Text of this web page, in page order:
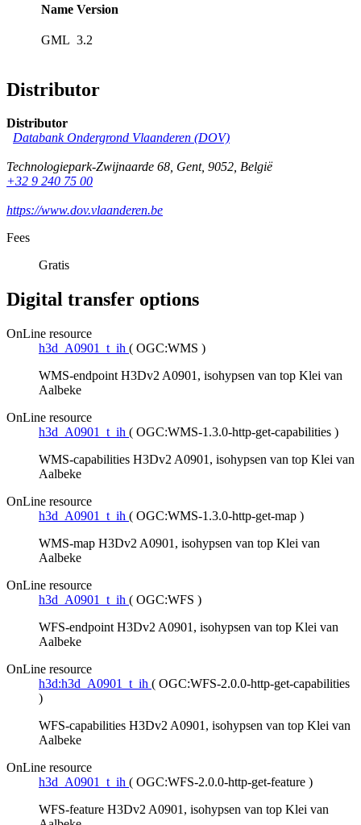
Name Version
GML 3.2
Distributor
Distributor
Databank Ondergrond Vlaanderen (DOV)
Technologiepark-Zwijnaarde 68, Gent, 9052, België
+32 9 240 75 00
https://www.dov.vlaanderen.be
Fees
Gratis
Digital transfer options
OnLine resource
h3d_A0901_t_ih ( OGC:WMS )
WMS-endpoint H3Dv2 A0901, isohypsen van top Klei van
Aalbeke
OnLine resource
h3d_A0901_t_ih ( OGC:WMS-1.3.0-http-get-capabilities )
WMS-capabilities H3Dv2 A0901, isohypsen van top Klei van
Aalbeke
OnLine resource
h3d_A0901_t_ih ( OGC:WMS-1.3.0-http-get-map )
WMS-map H3Dv2 A0901, isohypsen van top Klei van
Aalbeke
OnLine resource
h3d_A0901_t_ih ( OGC:WFS )
WFS-endpoint H3Dv2 A0901, isohypsen van top Klei van
Aalbeke
OnLine resource
h3d:h3d_A0901_t_ih ( OGC:WFS-2.0.0-http-get-capabilities
)
WFS-capabilities H3Dv2 A0901, isohypsen van top Klei van
Aalbeke
OnLine resource
h3d_A0901_t_ih ( OGC:WFS-2.0.0-http-get-feature )
WFS-feature H3Dv2 A0901, isohypsen van top Klei van